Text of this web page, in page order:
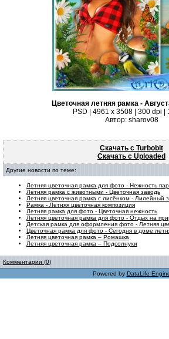
Цветочная летняя рамка -
PSD | 4961 х 3508 | 300 dpi |
Автор: sharov08
Скачать с Turbobit
Скачать с Uploaded
Другие новости по теме:
Летняя цветочная рамка для фото - Нежность
Летняя рамка с животными - Цветочная заводь
Летняя цветочная рамка с лисёнком - Лилейный
Рамка - Летняя цветочная композиция
Летняя рамка для фото - Цветочная нежность
Летняя цветочная рамка для фото - Отдых на
Детская рамка для оформления фото - Летняя
Цветочная рамка для фото - Сегодня в доме
Летняя цветочная рамка – Ромашка
Летняя цветочная рамка – Подсолнухи
Комментарии (0)
Powered by DataLife